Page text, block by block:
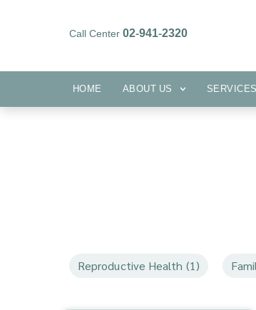
Call Center02-941-2320
HOME ABOUT US SERVICES
Reproductive Health (1)